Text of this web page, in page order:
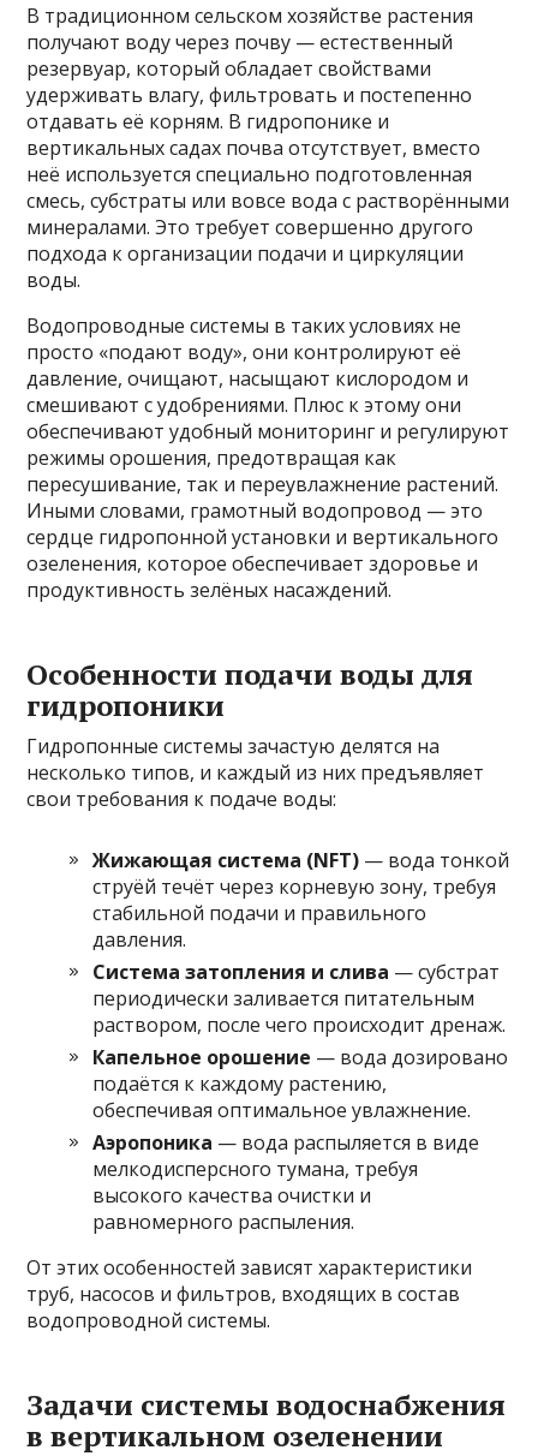
В традиционном сельском хозяйстве растения
получают воду через почву — естественный
резервуар, который обладает свойствами
удерживать влагу, фильтровать и постепенно
отдавать её корням. В гидропонике и
вертикальных садах почва отсутствует, вместо
неё используется специально подготовленная
смесь, субстраты или вовсе вода с растворёнными
минералами. Это требует совершенно другого
подхода к организации подачи и циркуляции
воды.
Водопроводные системы в таких условиях не
просто «подают воду», они контролируют её
давление, очищают, насыщают кислородом и
смешивают с удобрениями. Плюс к этому они
обеспечивают удобный мониторинг и регулируют
режимы орошения, предотвращая как
пересушивание, так и переувлажнение растений.
Иными словами, грамотный водопровод — это
сердце гидропонной установки и вертикального
озеленения, которое обеспечивает здоровье и
продуктивность зелёных насаждений.
Особенности подачи воды для
гидропоники
Гидропонные системы зачастую делятся на
несколько типов, и каждый из них предъявляет
свои требования к подаче воды:
Жижающая система (NFT) — вода тонкой
струёй течёт через корневую зону, требуя
стабильной подачи и правильного
давления.
Система затопления и слива — субстрат
периодически заливается питательным
раствором, после чего происходит дренаж.
Капельное орошение — вода дозировано
подаётся к каждому растению,
обеспечивая оптимальное увлажнение.
Аэропоника — вода распыляется в виде
мелкодисперсного тумана, требуя
высокого качества очистки и
равномерного распыления.
От этих особенностей зависят характеристики
труб, насосов и фильтров, входящих в состав
водопроводной системы.
Задачи системы водоснабжения
в вертикальном озеленении